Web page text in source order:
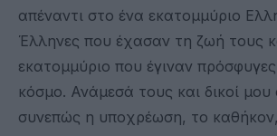
απέναντι στο ένα εκατομμύριο
Έλληνες που έχασαν τη ζωή τους
εκατομμύριο που έγιναν
κόσμο. Ανάμεσά τους και δικοί
συνεπώς η υποχρέωση, το